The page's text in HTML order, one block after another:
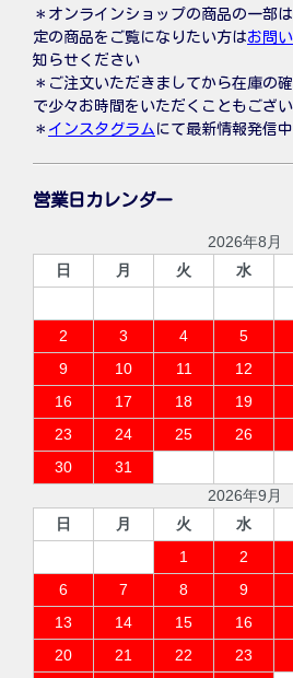
＊オンラインショップの商品の一部
定の商品をご覧になりたい方はお問
知らせください
＊ご注文いただきましてから在庫の
で少々お時間をいただくこともござい
＊ インスタグラム にて最新情報発信中
営業日カレンダー
2026年8月
日
月 火 水
2
3 4 5
9
10 11 12
16
17 18 19
23
24 25 26
30
31
2026年9月
日
月 火 水
1
2
6
7 8 9
13
14 15 16
20
21 22 23